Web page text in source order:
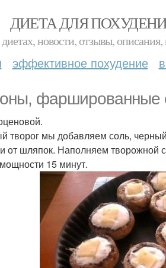
ДИЕТА ДЛЯ
новости, отзывы,
эффективное похудение
фаршированные
творог мы добавляем соль,
от шляпок. Наполняем творожной
15 минут.